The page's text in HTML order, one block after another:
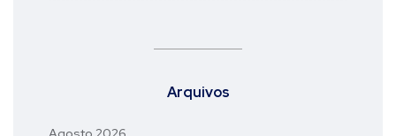
Arquivos